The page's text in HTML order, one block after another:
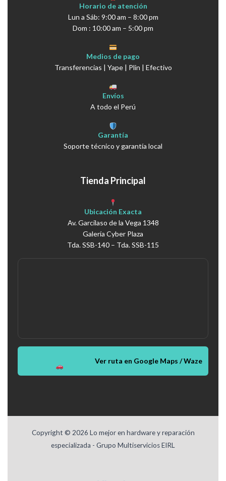
Horario de atención
Lun a Sáb: 9:00 am – 8:00 pm
Dom : 10:00 am – 5:00 pm
Medios de pago
Transferencias | Yape | Plin | Efectivo
Envíos
A todo el Perú
Garantía
Soporte técnico y garantía local
Tienda Principal
Ubicación Exacta
Av. Garcilaso de la Vega 1348
Galería Cyber Plaza
Tda. SSB-140 – Tda. SSB-115
Ver ruta en Google Maps / Waze
Copyright © 2026 Lo mejor en hardware y reparación
especializada - Grupo Multiservicios EIRL